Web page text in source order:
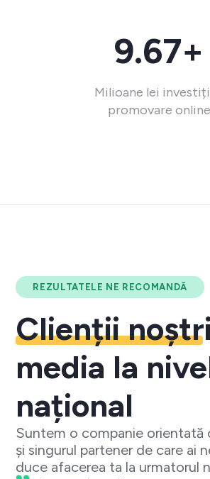
9.67+
Milioane lei
promovare online
REZULTATELE NE RECOMANDĂ
Clienții noștri
media la
național
Suntem o companie orientată
și singurul partener de care ai
duce afacerea ta la urmatorul